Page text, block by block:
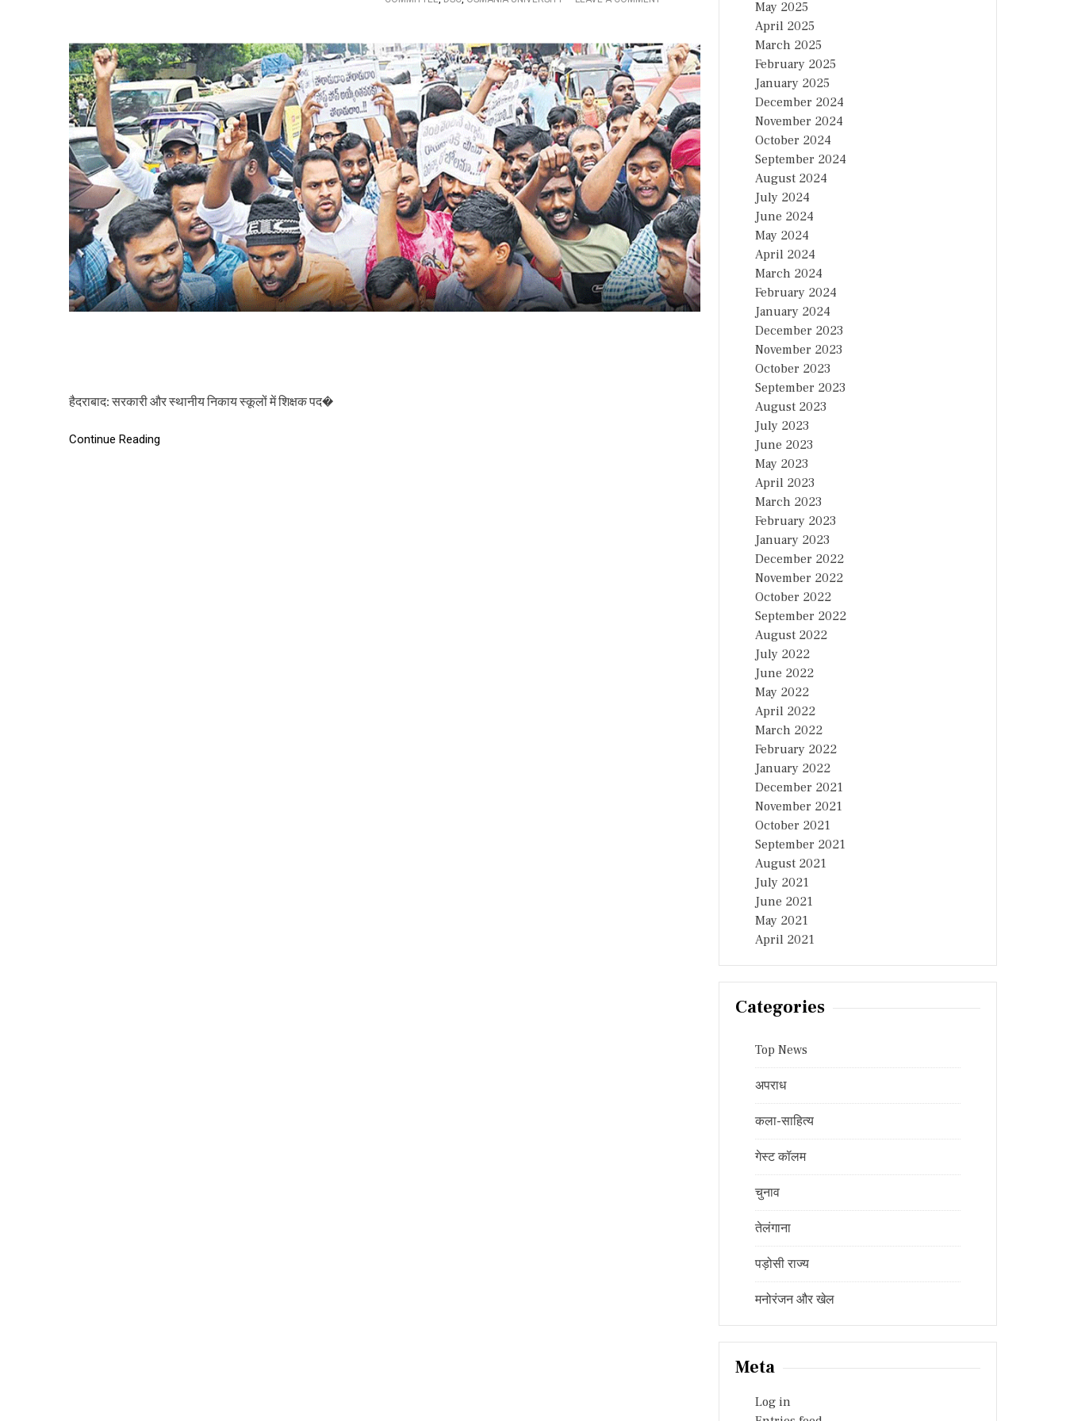
ఎ
స్వీ
రా
ష్ట్ర
ఉ
పా
ధ్య
క్షు
డు
తుం
గ
బా
లు
ए
स
सी
को
स्थ
गि
त
क
र
ने
की
मां
ग
को
ले
क
र
उ
म्मी
द
हैदराबाद: सरकारी और स्थानीय निकाय स्कूलों में शिक्षक पद�
Continue Reading
May 2025
April 2025
March 2025
February 2025
January 2025
December 2024
November 2024
October 2024
September 2024
August 2024
July 2024
June 2024
May 2024
April 2024
March 2024
February 2024
January 2024
December 2023
November 2023
October 2023
September 2023
August 2023
July 2023
June 2023
May 2023
April 2023
March 2023
February 2023
January 2023
December 2022
November 2022
October 2022
September 2022
August 2022
July 2022
June 2022
May 2022
April 2022
March 2022
February 2022
January 2022
December 2021
November 2021
October 2021
September 2021
August 2021
July 2021
June 2021
May 2021
April 2021
Categories
Top News
अपराध
कला-साहित्य
गेस्ट कॉलम
चुनाव
तेलंगाना
पड़ोसी राज्य
मनोरंजन और खेल
Meta
Log in